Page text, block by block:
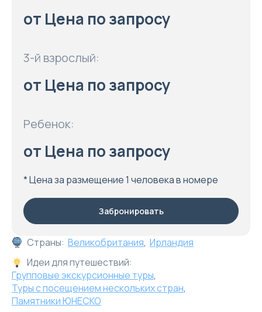
Страны: Великобритания, Ирландия
Идеи для путешествий:
Групповые экскурсионные туры,
Туры с посещением нескольких стран,
Памятники ЮНЕСКО
от Цена по запросу
3-й взрослый:
от Цена по запросу
Ребенок:
от Цена по запросу
* Цена за размещение 1 человека в номере
Забронировать